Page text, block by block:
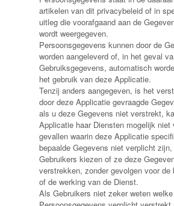
artikelen van dit privacybeleid of in
uitleg die voorafgaand aan de
wordt weergegeven.
Persoonsgegevens kunnen door de
worden aangeleverd of, in het geval
Gebruiksgegevens, automatisch
het gebruik van deze Applicatie.
Tenzij anders aangegeven, is het
door deze Applicatie gevraagde
als u deze Gegevens niet verstrekt,
Applicatie haar Diensten mogelijk niet
gevallen waarin deze Applicatie
bepaalde Gegevens niet verplicht
Gebruikers kiezen of ze deze
verstrekken, zonder gevolgen voor de
of de werking van de Dienst.
Als Gebruikers niet zeker weten welke